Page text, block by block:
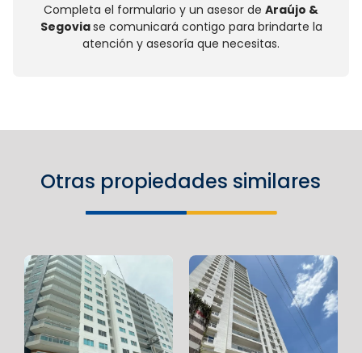
Completa el formulario y un asesor de Araújo &
Segoviase comunicará contigo para brindarte la
atención y asesoría que necesitas.
Otras propiedades similares